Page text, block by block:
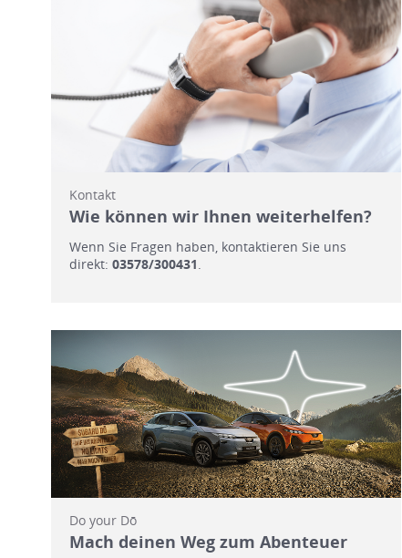
Kontakt
Wie können wir Ihnen weiterhelfen?
Wenn Sie Fragen haben, kontaktieren Sie uns
direkt: 03578/300431
Do your Dō
Mach deinen Weg zum Abenteuer